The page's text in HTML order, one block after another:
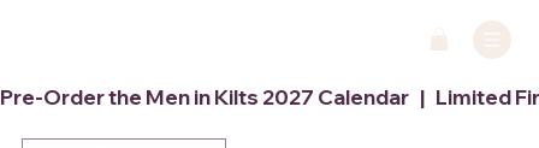
Pre-Order the Men in Kilts 2027 Calendar   |   Limited